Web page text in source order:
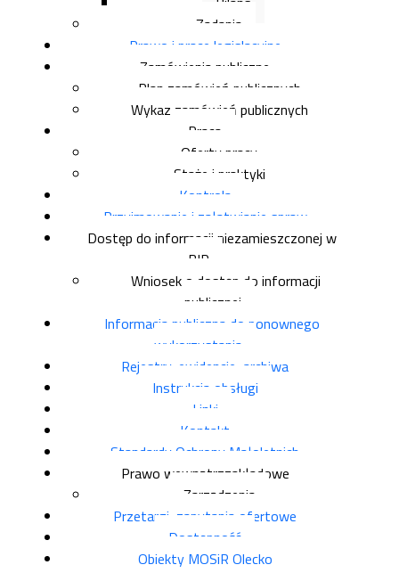
Zadania
Prawo i prace legislacyjne
Zamówienia publiczne
Plan zamówień publicznych
Wykaz zamówień publicznych
Praca
Oferty pracy
Staże i praktyki
Kontrola
Przyjmowanie i załatwianie spraw
Dostęp do informacji niezamieszczonej w
BIP
Wniosek o dostęp do informacji
publicznej
Informacja publiczna do ponownego
wykorzystania
Rejestry, ewidencje, archiwa
Instrukcja obsługi
Linki
Kontakt
Standardy Ochrony Małoletnich
Prawo wewnątrzzakładowe
Zarządzenia
Przetargi, zapytania ofertowe
Dostępność
Obiekty MOSiR Olecko